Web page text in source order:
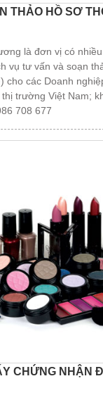
THẢO HỒ SƠ
là đơn vị có
vụ tư vấn và soạn
cho các Doanh
trường Việt Nam;
708 677
CHỨNG NHẬN